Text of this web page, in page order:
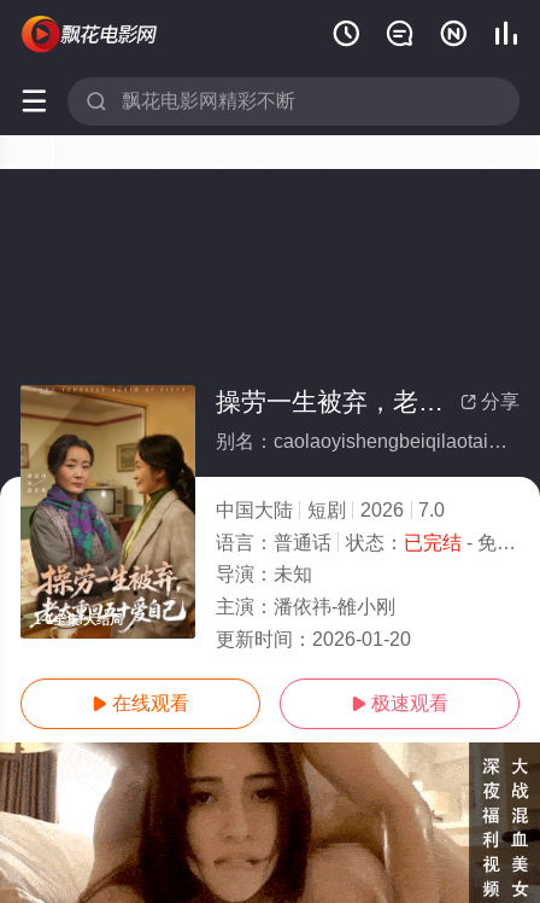
   
 
1-1全集/大结局
 分享
操劳一生被弃，老太重回五十爱自己(全集)
别名：caolaoyishengbeiqilaotaizhonghuiwushiaiziji
中国大陆 短剧 2026
7.0
语言： 普通话 状态： 已完结- 免费在线观看
导演： 未知
主演： 潘依祎-雒小刚
更新时间： 2026-01-20
 在线观看  极速观看